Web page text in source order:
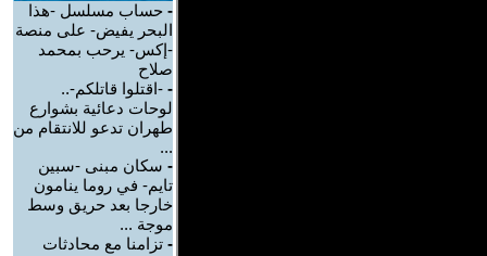
- حساب مسلسل -هذا
البحر يفيض- على منصة
-إكس- يرحب بمحمد
صلاح
- -اقتلوا قاتلكم-..
لوحات دعائية بشوارع
طهران تدعو للانتقام من
...
- سكان مبنى -سبين
تايم- في روما ينامون
خارجا بعد حريق وسط
موجة ...
- تزامنا مع محادثات